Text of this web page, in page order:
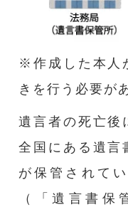
※作成した本人
きを行う必要が
遺言者の死亡後
全国にある遺言
が保管されて
（「遺言書保